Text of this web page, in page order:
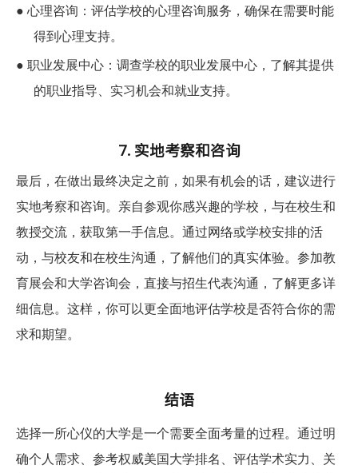
● 心理咨询：评估学校的心理咨询服务，确保在需要时能
得到心理支持。
● 职业发展中心：调查学校的职业发展中心，了解其提供
的职业指导、实习机会和就业支持。
7. 实地考察和咨询
最后 ， 在做出最终决定之前，如果有机会的话，建议进行
实地考察和咨询。亲自参观你感兴趣的学校，与在校生和
教授交流，获取第一手信息。通过网络或学校安排的活
动，与校友和在校生沟通，了解他们的真实体验。参加教
育展会和大学咨询会，直接与招生代表沟通，了解更多详
细信息。这样，你可以更全面地评估学校是否符合你的需
求和期望。
结语
选择一所心仪的大学是一个需要全面考量的过程。通过明
确个人需求、参考权威美国大学排名、评估学术实力、关